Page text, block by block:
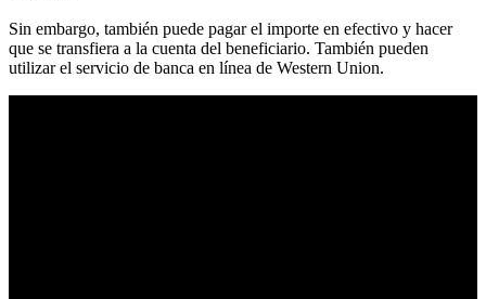
Sin embargo, también puede pagar el importe en efectivo y hacer
que se transfiera a la cuenta del beneficiario. También pueden
utilizar el servicio de banca en línea de Western Union.